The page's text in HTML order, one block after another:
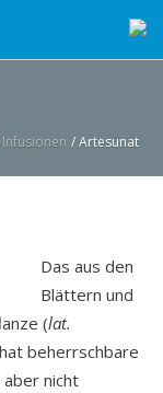
Infusionen /Artesunat
Das aus den
Blättern und
(lat.
hat beherrschbare
nicht